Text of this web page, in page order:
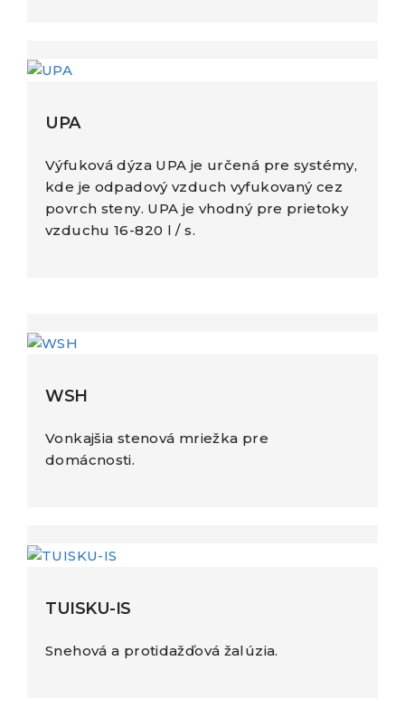
UPA
Výfuková dýza UPA je určená pre systémy,
kde je odpadový vzduch vyfukovaný cez
povrch steny. UPA je vhodný pre prietoky
vzduchu 16-820 l / s.
WSH
Vonkajšia stenová mriežka pre
domácnosti.
TUISKU-IS
Snehová a protidažďová žalúzia.